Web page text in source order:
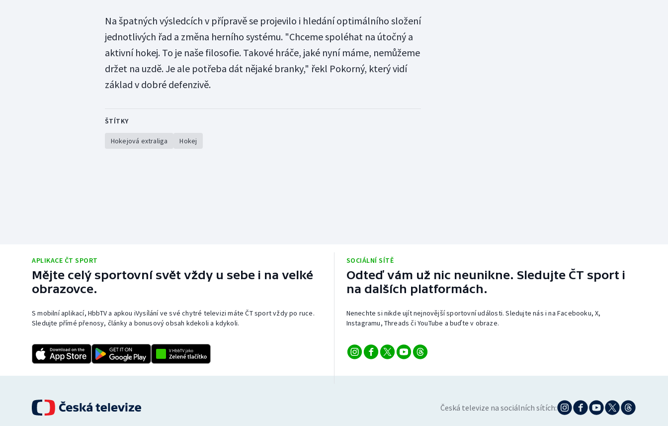
Na špatných výsledcích v přípravě se projevilo i hledání optimálního složení
jednotlivých řad a změna herního systému. "Chceme spoléhat na útočný a
aktivní hokej. To je naše filosofie. Takové hráče, jaké nyní máme, nemůžeme
držet na uzdě. Je ale potřeba dát nějaké branky," řekl Pokorný, který vidí
základ v dobré defenzivě.
ŠTÍTKY
Hokejová extraliga Hokej
APLIKACE ČT SPORT
Mějte celý sportovní svět vždy u sebe i na velké
obrazovce.
S mobilní aplikací, HbbTV a apkou iVysílání ve své chytré televizi máte ČT sport vždy po ruce.
Sledujte přímé přenosy, články a bonusový obsah kdekoli a kdykoli.
SOCIÁLNÍ SÍTĚ
Odteď vám už nic neunikne. Sledujte ČT sport i
na dalších platformách.
Nenechte si nikde ujít nejnovější sportovní události. Sledujte nás i na Facebooku, X,
Instagramu, Threads či YouTube a buďte v obraze.
Česká televize na sociálních sítích: